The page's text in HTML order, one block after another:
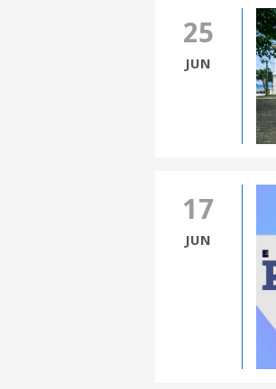
25
JUN
17
JUN